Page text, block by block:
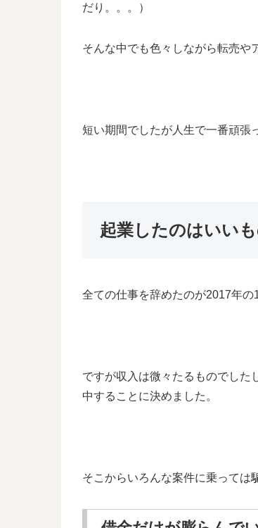
だり。。。）
そんな中でも色々しながら転売や
短い期間でしたが人生で一番頑張
起業したのはいい
全ての仕事を辞めたのが2017年の
ですが収入は微々たるものでした
中することに決めました。
そこからいろんな案件に乗っては